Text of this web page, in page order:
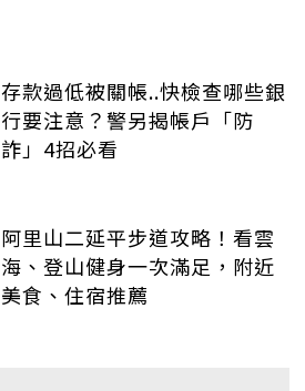
存款過低被關帳..快檢查哪些銀
行要注意？警另揭帳戶「防
詐」4招必看
阿里山二延平步道攻略！看雲
海、登山健身一次滿足，附近
美食、住宿推薦